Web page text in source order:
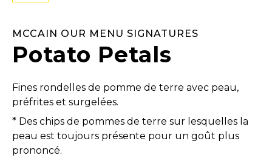
MCCAIN OUR MENU SIGNATURES
Potato Petals
Fines rondelles de pomme de terre avec peau,
préfrites et surgelées.
* Des chips de pommes de terre sur lesquelles la
peau est toujours présente pour un goût plus
prononcé.